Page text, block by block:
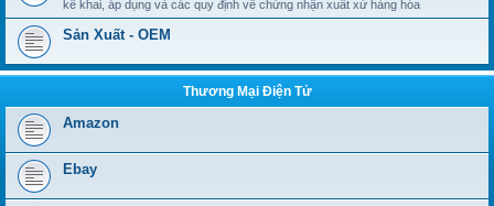
kê khai, áp dụng và các quy định về chứng nhận xuất xứ hàng hóa
Sản Xuất - OEM
Thương Mại Điện Tử
Amazon
Ebay